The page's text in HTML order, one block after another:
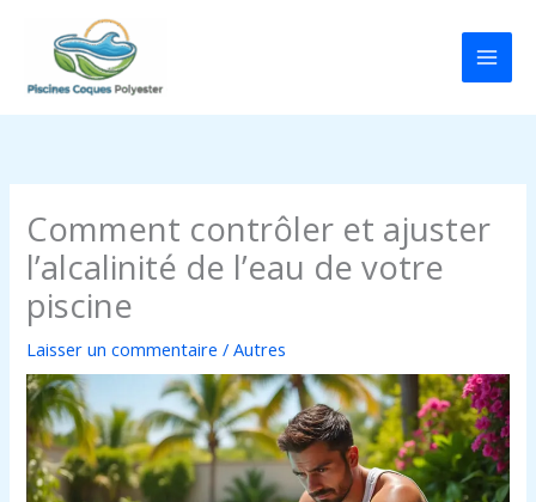
contenu
Comment contrôler et ajuster
l’alcalinité de l’eau de votre
piscine
Laisser un commentaire /Autres